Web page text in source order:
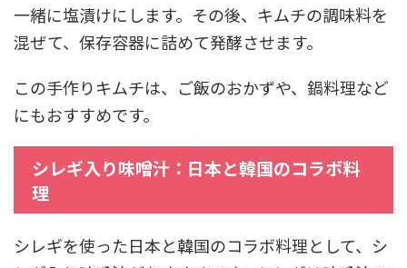
一緒に塩漬けにします。その後、キムチの調味料を
混ぜて、保存容器に詰めて発酵させます。
この手作りキムチは、ご飯のおかずや、鍋料理など
にもおすすめです。
シレギ入り味噌汁：日本と韓国のコラボ料
理
シレギを使った日本と韓国のコラボ料理として、シ